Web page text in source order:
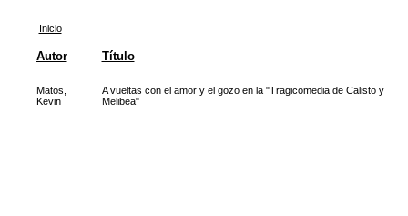
Inicio
Autor Título
Matos,
Kevin
A vueltas con el amor y el gozo en la "Tragicomedia de Calisto y
Melibea"